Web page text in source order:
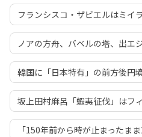
フランシスコ・ザビエルはミイ
ノアの方舟、バベルの塔、出エ
韓国に「日本特有」の前方後円
坂上田村麻呂「蝦夷征伐」はフ
「150年前から時が止まったま